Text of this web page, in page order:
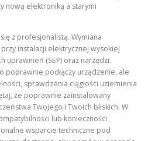
nową elektroniką a starymi
z profesjonalistą. Wymiana
instalacji elektrycznej wysokiej
uprawnień (SEP) oraz narzędzi.
poprawnie podłączy urządzenie, ale
sprawdzenia ciągłości uziemienia
że poprawnie zainstalowany
Twojego i Twoich bliskich. W
lub konieczności
wsparcie techniczne pod